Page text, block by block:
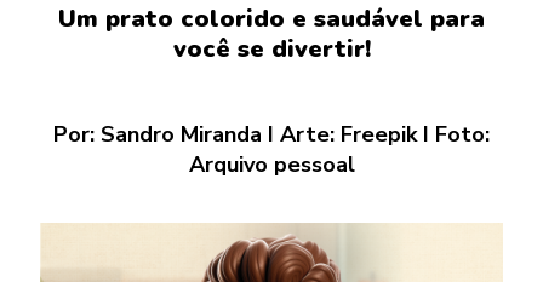
Um prato colorido e saudável para
você se divertir!
Por: Sandro Miranda I Arte: Freepik I Foto:
Arquivo pessoal